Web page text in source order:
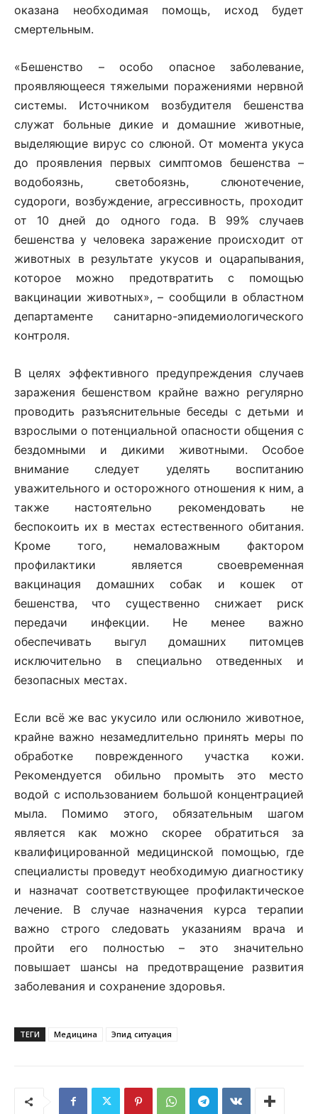
оказана необходимая помощь, исход будет
смертельным.
«Бешенство – особо опасное заболевание,
проявляющееся тяжелыми поражениями нервной
системы. Источником возбудителя бешенства
служат больные дикие и домашние животные,
выделяющие вирус со слюной. От момента укуса
до проявления первых симптомов бешенства –
водобоязнь, светобоязнь, слюнотечение,
судороги, возбуждение, агрессивность, проходит
от 10 дней до одного года. В 99% случаев
бешенства у человека заражение происходит от
животных в результате укусов и оцарапывания,
которое можно предотвратить с помощью
вакцинации животных», – сообщили в областном
департаменте санитарно-эпидемиологического
контроля.
В целях эффективного предупреждения случаев
заражения бешенством крайне важно регулярно
проводить разъяснительные беседы с детьми и
взрослыми о потенциальной опасности общения с
бездомными и дикими животными. Особое
внимание следует уделять воспитанию
уважительного и осторожного отношения к ним, а
также настоятельно рекомендовать не
беспокоить их в местах естественного обитания.
Кроме того, немаловажным фактором
профилактики является своевременная
вакцинация домашних собак и кошек от
бешенства, что существенно снижает риск
передачи инфекции. Не менее важно
обеспечивать выгул домашних питомцев
исключительно в специально отведенных и
безопасных местах.
Если всё же вас укусило или ослюнило животное,
крайне важно незамедлительно принять меры по
обработке поврежденного участка кожи.
Рекомендуется обильно промыть это место
водой с использованием большой концентрацией
мыла. Помимо этого, обязательным шагом
является как можно скорее обратиться за
квалифицированной медицинской помощью, где
специалисты проведут необходимую диагностику
и назначат соответствующее профилактическое
лечение. В случае назначения курса терапии
важно строго следовать указаниям врача и
пройти его полностью – это значительно
повышает шансы на предотвращение развития
заболевания и сохранение здоровья.
ТЕГИ Медицина Эпид ситуация